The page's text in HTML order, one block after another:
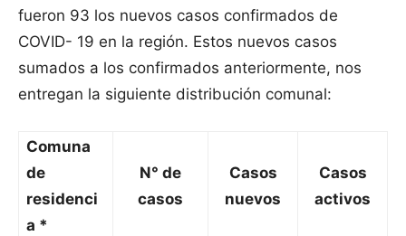
fueron 93 los nuevos casos confirmados de
COVID- 19 en la región. Estos nuevos casos
sumados a los confirmados anteriormente, nos
entregan la siguiente distribución comunal:
Comuna
de
residenci
a *
N° de
casos
Casos
nuevos
Casos
activos